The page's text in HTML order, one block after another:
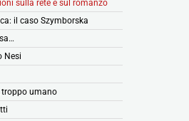
sulla rete e sul romanzo
il caso Szymborska
Nesi
troppo umano